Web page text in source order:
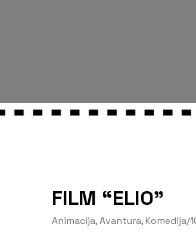
FILM “ELIO”
Animacija,Avantura,Komedija/